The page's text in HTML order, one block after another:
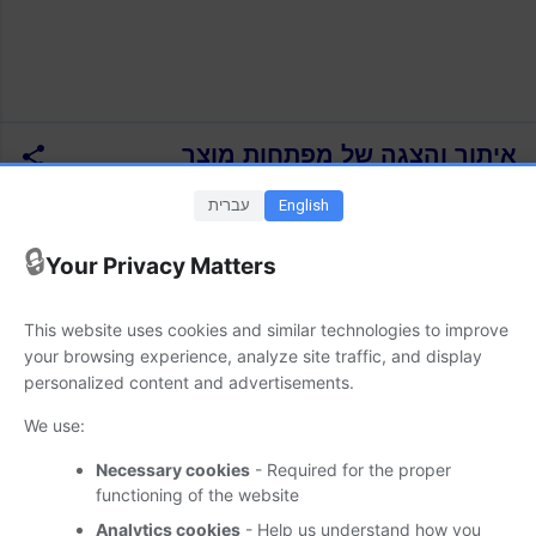
איתור והצגה של מפתחות מוצר
גרסה חדשה (1.03) ועדכנית של כלי העזר הנייד (Portable) והחינמי
את מפתח המוצר (Product Key) של מערכת ההפעלה Windows
ואת מפתחות המוצר של מוצרי מיקרוסופט (Microsoft) נוספים
המותקנים במחשב. מידע נוסף זמין במקור הידיעה. (המקור-
) ; הערות והרחבות: מפתח מוצר נקרא לעיתים גם קוד
בערוץ הטלגרם
(Telegram) של האתר
(Suppware) | אנו מזמינים אותך להצטרף לערוץ.
🔒Your Privacy Matters
עברית English
This website uses cookies and similar technologies to improve
your browsing experience, analyze site traffic, and display
personalized content and advertisements.
We use:
Necessary cookies - Required for the proper
functioning of the website
Analytics cookies - Help us understand how you